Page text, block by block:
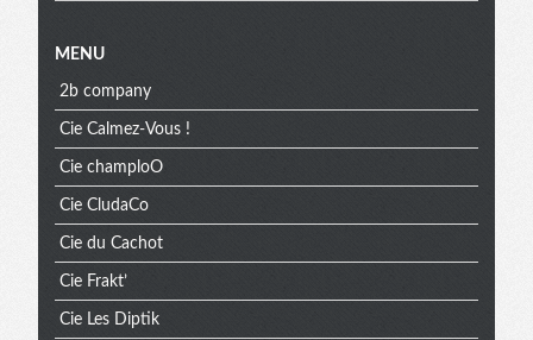
MENU
2b company
Cie Calmez-Vous !
Cie champloO
Cie CludaCo
Cie du Cachot
Cie Frakt’
Cie Les Diptik